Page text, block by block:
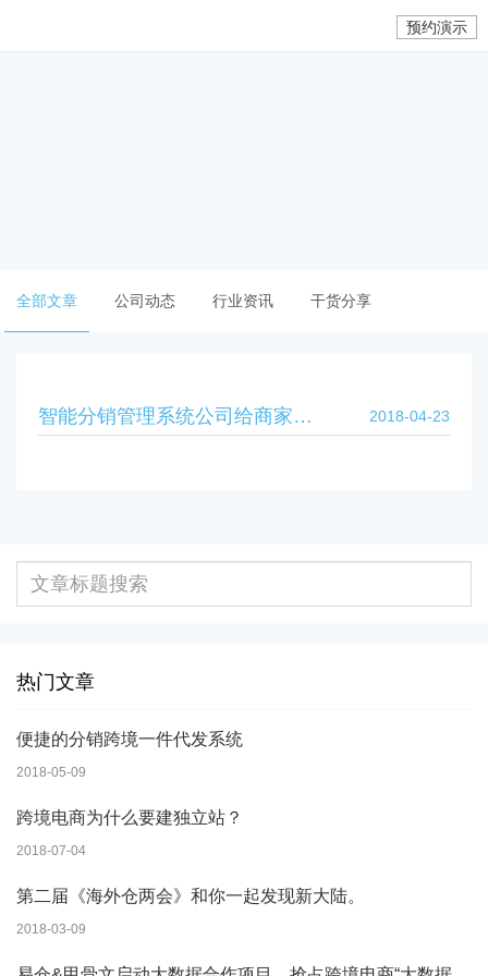
预约演示
全部文章 公司动态 行业资讯 干货分享
智能分销管理系统公司给商家带来什么效益? 2018-04-23
热门文章
便捷的分销跨境一件代发系统
2018-05-09
跨境电商为什么要建独立站？
2018-07-04
第二届《海外仓两会》和你一起发现新大陆。
2018-03-09